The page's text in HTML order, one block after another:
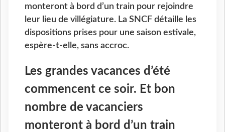
monteront à bord d’un train pour rejoindre
leur lieu de villégiature. La SNCF détaille les
dispositions prises pour une saison estivale,
espère-t-elle, sans accroc.
Les grandes vacances d’été
commencent ce soir. Et bon
nombre de vacanciers
monteront à bord d’un train